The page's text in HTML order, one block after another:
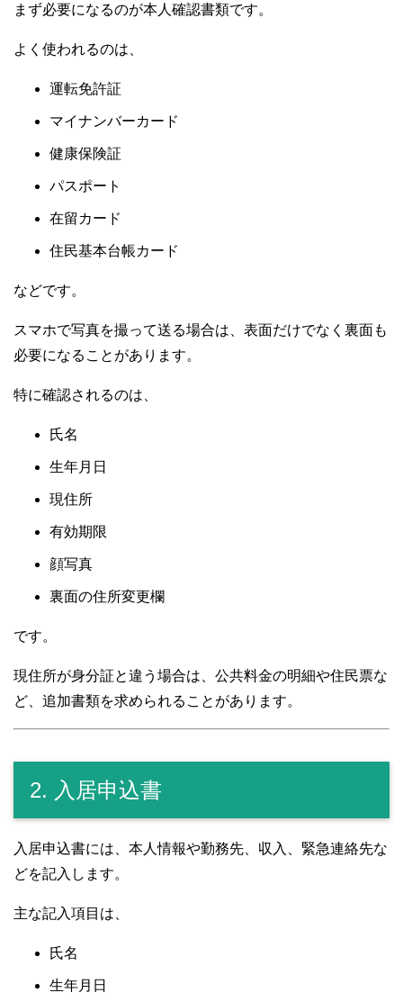
まず必要になるのが本人確認書類です。
よく使われるのは、
運転免許証
マイナンバーカード
健康保険証
パスポート
在留カード
住民基本台帳カード
などです。
スマホで写真を撮って送る場合は、表面だけでなく裏面も
必要になることがあります。
特に確認されるのは、
氏名
生年月日
現住所
有効期限
顔写真
裏面の住所変更欄
です。
現住所が身分証と違う場合は、公共料金の明細や住民票な
ど、追加書類を求められることがあります。
2. 入居申込書
入居申込書には、本人情報や勤務先、収入、緊急連絡先な
どを記入します。
主な記入項目は、
氏名
生年月日